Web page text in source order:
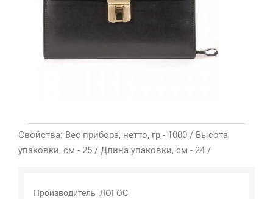
Свойства: Вес прибора, нетто, гр - 1000 / Высота
упаковки, см - 25 / Длина упаковки, см - 24 /
Производитель ЛОГОС